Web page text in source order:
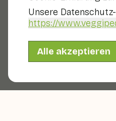
Unsere
https://
Alle akzeptieren